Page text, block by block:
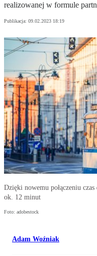
realizowanej w formule
Publikacja: 09.02.2023 18:19
Dzięki nowemu połączeniu
ok. 12 minut
Foto: adobestock
Adam Woźniak